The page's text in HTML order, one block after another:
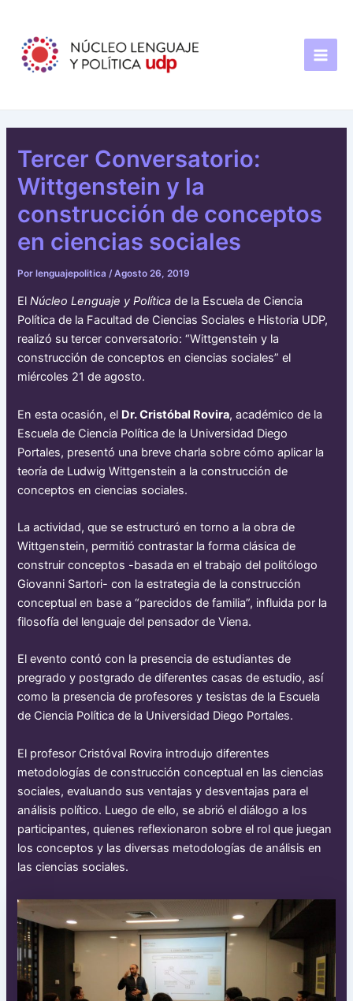
contenido
Tercer Conversatorio:
Wittgenstein y la
construcción de conceptos
en ciencias sociales
Porlenguajepolitica /Agosto 26, 2019
ElNúcleo Lenguaje y Políticade la Escuela de Ciencia
Política de la Facultad de Ciencias Sociales e Historia UDP,
realizó su tercer conversatorio: “Wittgenstein y la
construcción de conceptos en ciencias sociales” el
miércoles 21 de agosto.
En esta ocasión, el Dr. Cristóbal Rovira, académico de la
Escuela de Ciencia Política de la Universidad Diego
Portales, presentó una breve charla sobre cómo aplicar la
teoría de Ludwig Wittgenstein a la construcción de
conceptos en ciencias sociales.
La actividad, que se estructuró en torno a la obra de
Wittgenstein, permitió contrastar la forma clásica de
construir conceptos -basada en el trabajo del politólogo
Giovanni Sartori- con la estrategia de la construcción
conceptual en base a “parecidos de familia”, influida por la
filosofía del lenguaje del pensador de Viena.
El evento contó con la presencia de estudiantes de
pregrado y postgrado de diferentes casas de estudio, así
como la presencia de profesores y tesistas de la Escuela
de Ciencia Política de la Universidad Diego Portales.
El profesor Cristóval Rovira introdujo diferentes
metodologías de construcción conceptual en las ciencias
sociales, evaluando sus ventajas y desventajas para el
análisis político. Luego de ello, se abrió el diálogo a los
participantes, quienes reflexionaron sobre el rol que juegan
los conceptos y las diversas metodologías de análisis en
las ciencias sociales.
entradas